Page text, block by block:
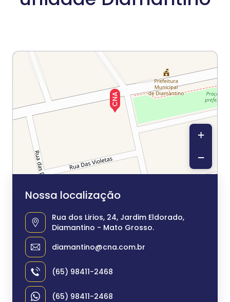
Nossa localização
Rua dos Lirios, 24, Jardim Eldorado,
Diamantino - Mato Grosso.
diamantino@cna.com.br
(65) 98411-2468
(65) 98411-2468
+
−